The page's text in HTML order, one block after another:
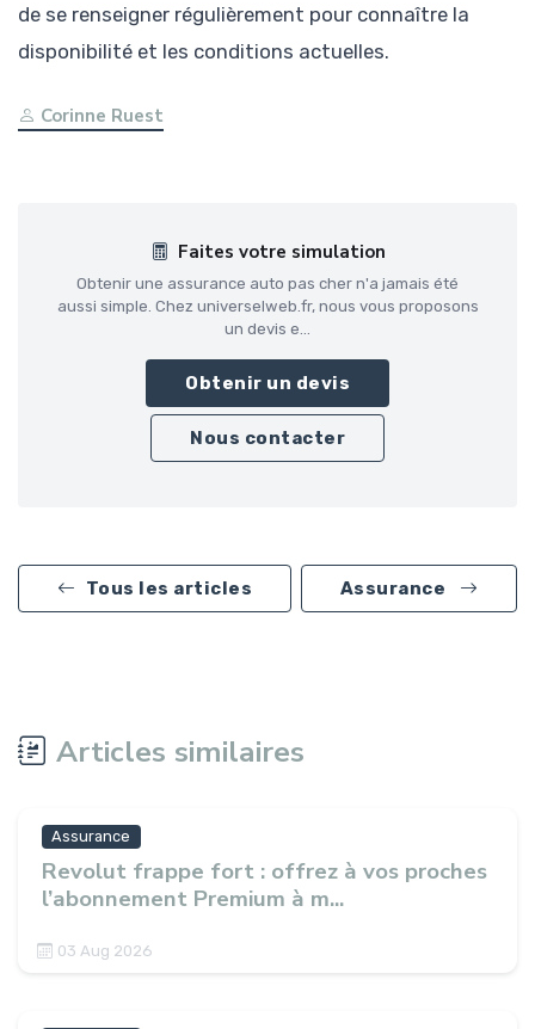
de se renseigner régulièrement pour connaître la
disponibilité et les conditions actuelles.
Corinne Ruest
Faites votre simulation
Obtenir une assurance auto pas cher n'a jamais été
aussi simple. Chez universelweb.fr, nous vous proposons
un devis e...
Obtenir un devis
Nous contacter
Tous les articles Assurance
Articles similaires
Assurance
Revolut frappe fort : offrez à vos proches
l’abonnement Premium à m...
03 Aug 2026